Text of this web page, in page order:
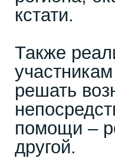
кстати.
Также
решать
помощи –
другой.